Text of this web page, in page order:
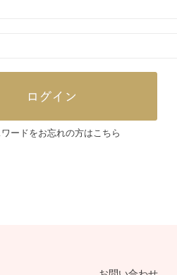
ードをお忘れの方はこちら